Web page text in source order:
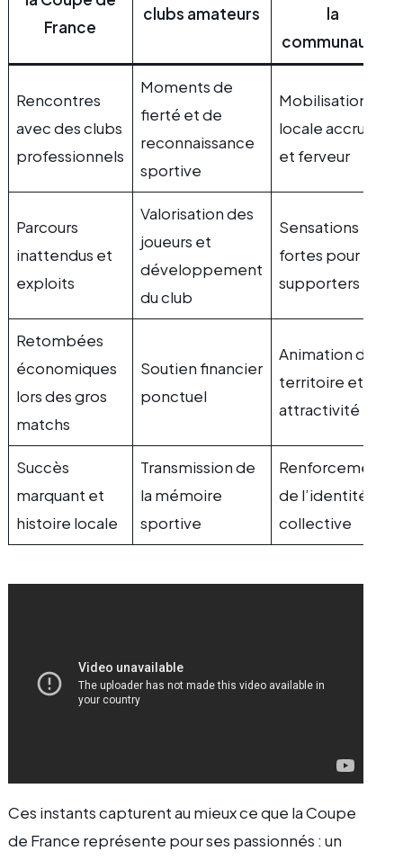
France
clubs amateurs
la
communauté
Rencontres
avec des clubs
professionnels
Moments de
fierté et de
reconnaissance
sportive
Mobilisation
locale accrue
et ferveur
Parcours
inattendus et
exploits
Valorisation des
joueurs et
développement
du club
Sensations
fortes pour les
supporters
Retombées
économiques
lors des gros
matchs
Soutien financier
ponctuel
Animation du
territoire et
attractivité
Succès
marquant et
histoire locale
Transmission de
la mémoire
sportive
Renforcement
de l’identité
collective
Ces instants capturent au mieux ce que la Coupe
de France représente pour ses passionnés : un